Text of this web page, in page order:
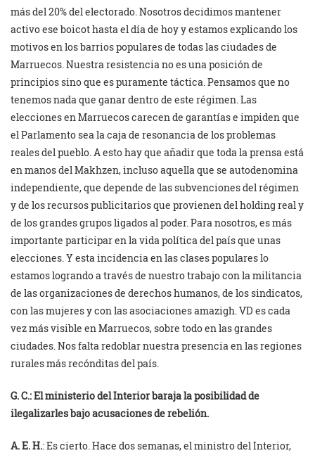
más del 20% del electorado. Nosotros decidimos mantener
activo ese boicot hasta el día de hoy y estamos explicando los
motivos en los barrios populares de todas las ciudades de
Marruecos. Nuestra resistencia no es una posición de
principios sino que es puramente táctica. Pensamos que no
tenemos nada que ganar dentro de este régimen. Las
elecciones en Marruecos carecen de garantías e impiden que
el Parlamento sea la caja de resonancia de los problemas
reales del pueblo. A esto hay que añadir que toda la prensa está
en manos del Makhzen, incluso aquella que se autodenomina
independiente, que depende de las subvenciones del régimen
y de los recursos publicitarios que provienen del holding real y
de los grandes grupos ligados al poder. Para nosotros, es más
importante participar en la vida política del país que unas
elecciones. Y esta incidencia en las clases populares lo
estamos logrando a través de nuestro trabajo con la militancia
de las organizaciones de derechos humanos, de los sindicatos,
con las mujeres y con las asociaciones amazigh. VD es cada
vez más visible en Marruecos, sobre todo en las grandes
ciudades. Nos falta redoblar nuestra presencia en las regiones
rurales más recónditas del país.
G. C.: El ministerio del Interior baraja la posibilidad de
ilegalizarles bajo acusaciones de rebelión.
A. E. H.: Es cierto. Hace dos semanas, el ministro del Interior,